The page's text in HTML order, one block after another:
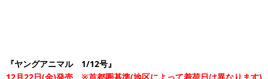
『ヤングアニマル 1/12号』